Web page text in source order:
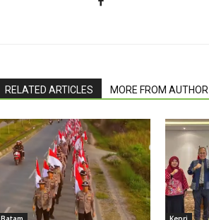
RELATED ARTICLES MORE FROM AUTHOR